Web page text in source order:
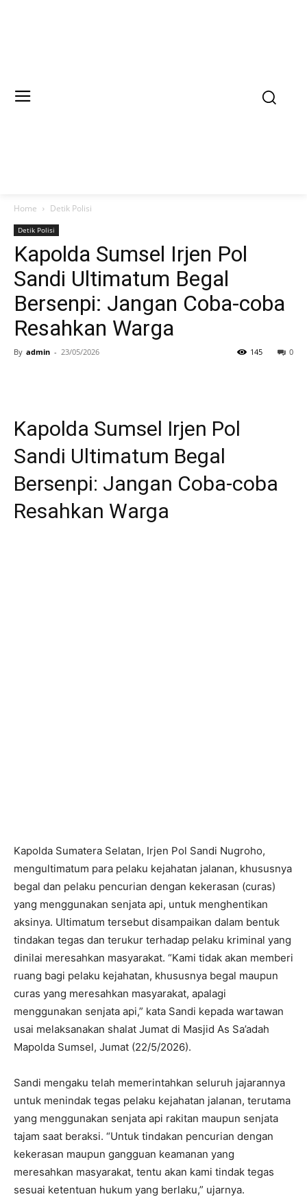
Home Detik Polisi
Detik Polisi
Kapolda Sumsel Irjen Pol
Sandi Ultimatum Begal
Bersenpi: Jangan Coba-coba
Resahkan Warga
By admin - 23/05/2026 0
145
Kapolda Sumsel Irjen Pol
Sandi Ultimatum Begal
Bersenpi: Jangan Coba-coba
Resahkan Warga
Kapolda Sumatera Selatan, Irjen Pol Sandi Nugroho,
mengultimatum para pelaku kejahatan jalanan, khususnya
begal dan pelaku pencurian dengan kekerasan (curas)
yang menggunakan senjata api, untuk menghentikan
aksinya. Ultimatum tersebut disampaikan dalam bentuk
tindakan tegas dan terukur terhadap pelaku kriminal yang
dinilai meresahkan masyarakat. “Kami tidak akan memberi
ruang bagi pelaku kejahatan, khususnya begal maupun
curas yang meresahkan masyarakat, apalagi
menggunakan senjata api,” kata Sandi kepada wartawan
usai melaksanakan shalat Jumat di Masjid As Sa’adah
Mapolda Sumsel, Jumat (22/5/2026).
Sandi mengaku telah memerintahkan seluruh jajarannya
untuk menindak tegas pelaku kejahatan jalanan, terutama
yang menggunakan senjata api rakitan maupun senjata
tajam saat beraksi. “Untuk tindakan pencurian dengan
kekerasan maupun gangguan keamanan yang
meresahkan masyarakat, tentu akan kami tindak tegas
sesuai ketentuan hukum yang berlaku,” ujarnya.